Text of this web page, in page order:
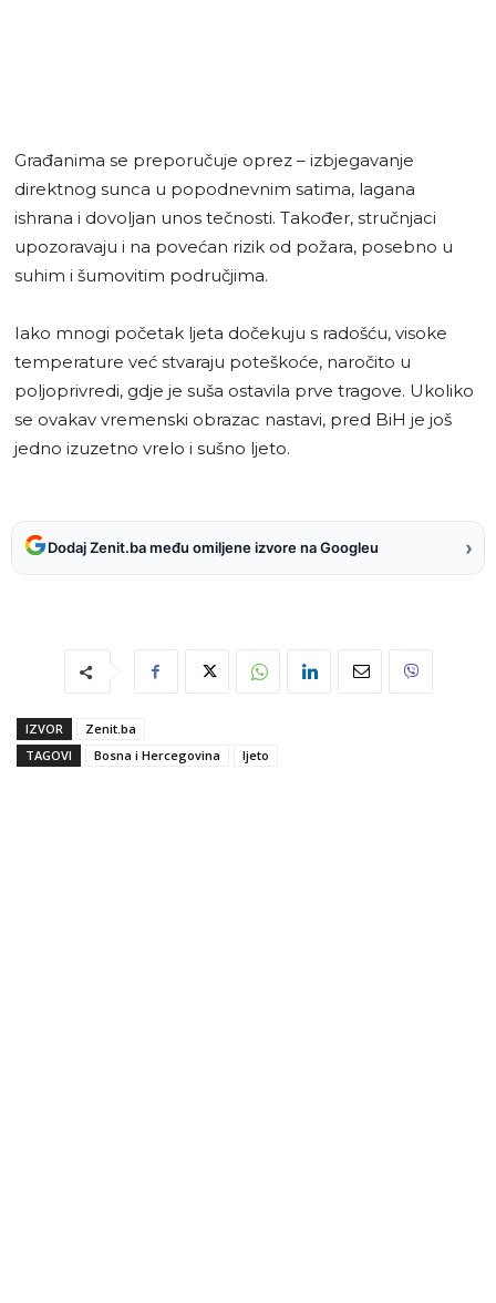
Građanima se preporučuje oprez – izbjegavanje
direktnog sunca u popodnevnim satima, lagana
ishrana i dovoljan unos tečnosti. Također, stručnjaci
upozoravaju i na povećan rizik od požara, posebno u
suhim i šumovitim područjima.
Iako mnogi početak ljeta dočekuju s radošću, visoke
temperature već stvaraju poteškoće, naročito u
poljoprivredi, gdje je suša ostavila prve tragove. Ukoliko
se ovakav vremenski obrazac nastavi, pred BiH je još
jedno izuzetno vrelo i sušno ljeto.
Dodaj Zenit.ba među omiljene izvore na Googleu ›
IZVOR
Zenit.ba
TAGOVI
Bosna i Hercegovina ljeto